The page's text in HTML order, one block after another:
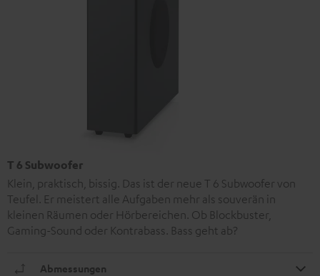
T 6 Subwoofer
Klein, praktisch, bissig. Das ist der neue T 6 Subwoofer von
Teufel. Er meistert alle Aufgaben mehr als souverän in
kleinen Räumen oder Hörbereichen. Ob Blockbuster,
Gaming-Sound oder Kontrabass. Bass geht ab?
Abmessungen